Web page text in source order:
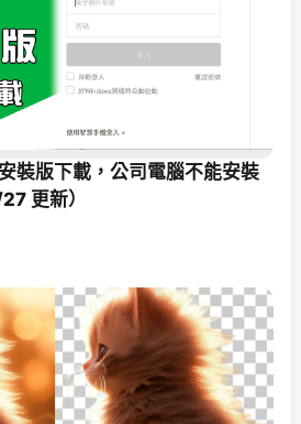
裝版下載，公司電腦不能安裝
更新）